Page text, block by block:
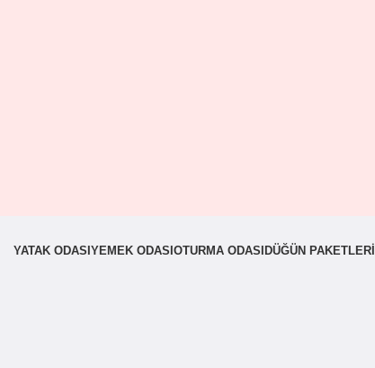
YATAK ODASI YEMEK ODASI OTURMA ODASI DÜĞÜN PAKETLERI